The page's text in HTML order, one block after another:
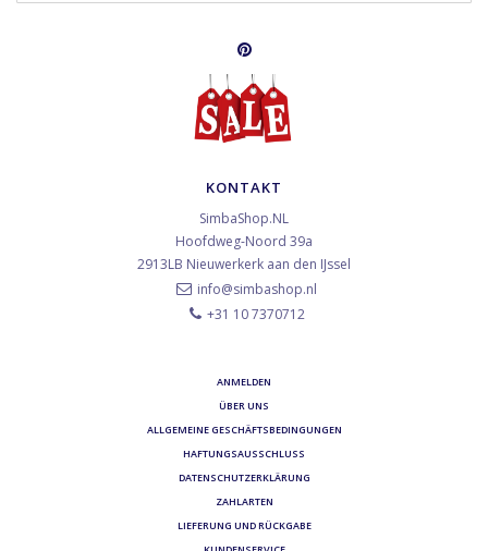
KONTAKT
SimbaShop.NL
Hoofdweg-Noord 39a
2913LB Nieuwerkerk aan den IJssel
info@simbashop.nl
+31 10 7370712
ANMELDEN
ÜBER UNS
ALLGEMEINE GESCHÄFTSBEDINGUNGEN
HAFTUNGSAUSSCHLUSS
DATENSCHUTZERKLÄRUNG
ZAHLARTEN
LIEFERUNG UND RÜCKGABE